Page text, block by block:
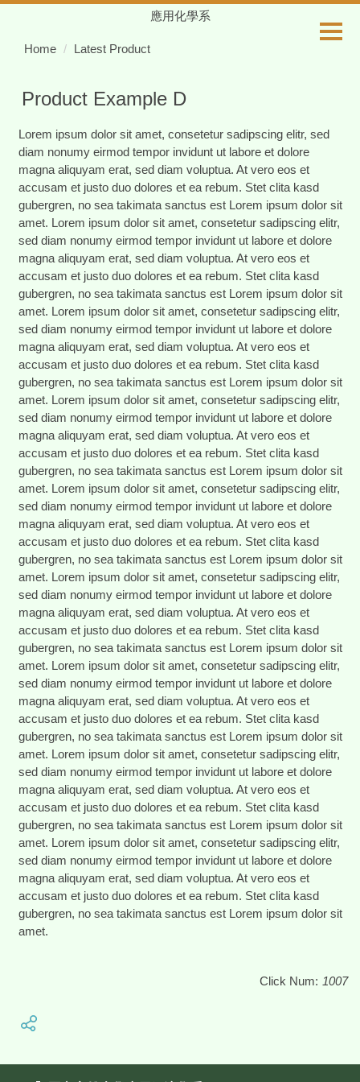
block
應用化學系
Home Latest Product
Product Example D
Lorem ipsum dolor sit amet, consetetur sadipscing elitr, sed
diam nonumy eirmod tempor invidunt ut labore et dolore
magna aliquyam erat, sed diam voluptua. At vero eos et
accusam et justo duo dolores et ea rebum. Stet clita kasd
gubergren, no sea takimata sanctus est Lorem ipsum dolor sit
amet. Lorem ipsum dolor sit amet, consetetur sadipscing elitr,
sed diam nonumy eirmod tempor invidunt ut labore et dolore
magna aliquyam erat, sed diam voluptua. At vero eos et
accusam et justo duo dolores et ea rebum. Stet clita kasd
gubergren, no sea takimata sanctus est Lorem ipsum dolor sit
amet. Lorem ipsum dolor sit amet, consetetur sadipscing elitr,
sed diam nonumy eirmod tempor invidunt ut labore et dolore
magna aliquyam erat, sed diam voluptua. At vero eos et
accusam et justo duo dolores et ea rebum. Stet clita kasd
gubergren, no sea takimata sanctus est Lorem ipsum dolor sit
amet. Lorem ipsum dolor sit amet, consetetur sadipscing elitr,
sed diam nonumy eirmod tempor invidunt ut labore et dolore
magna aliquyam erat, sed diam voluptua. At vero eos et
accusam et justo duo dolores et ea rebum. Stet clita kasd
gubergren, no sea takimata sanctus est Lorem ipsum dolor sit
amet. Lorem ipsum dolor sit amet, consetetur sadipscing elitr,
sed diam nonumy eirmod tempor invidunt ut labore et dolore
magna aliquyam erat, sed diam voluptua. At vero eos et
accusam et justo duo dolores et ea rebum. Stet clita kasd
gubergren, no sea takimata sanctus est Lorem ipsum dolor sit
amet. Lorem ipsum dolor sit amet, consetetur sadipscing elitr,
sed diam nonumy eirmod tempor invidunt ut labore et dolore
magna aliquyam erat, sed diam voluptua. At vero eos et
accusam et justo duo dolores et ea rebum. Stet clita kasd
gubergren, no sea takimata sanctus est Lorem ipsum dolor sit
amet. Lorem ipsum dolor sit amet, consetetur sadipscing elitr,
sed diam nonumy eirmod tempor invidunt ut labore et dolore
magna aliquyam erat, sed diam voluptua. At vero eos et
accusam et justo duo dolores et ea rebum. Stet clita kasd
gubergren, no sea takimata sanctus est Lorem ipsum dolor sit
amet. Lorem ipsum dolor sit amet, consetetur sadipscing elitr,
sed diam nonumy eirmod tempor invidunt ut labore et dolore
magna aliquyam erat, sed diam voluptua. At vero eos et
accusam et justo duo dolores et ea rebum. Stet clita kasd
gubergren, no sea takimata sanctus est Lorem ipsum dolor sit
amet. Lorem ipsum dolor sit amet, consetetur sadipscing elitr,
sed diam nonumy eirmod tempor invidunt ut labore et dolore
magna aliquyam erat, sed diam voluptua. At vero eos et
accusam et justo duo dolores et ea rebum. Stet clita kasd
gubergren, no sea takimata sanctus est Lorem ipsum dolor sit
amet.
Click Num: 1007